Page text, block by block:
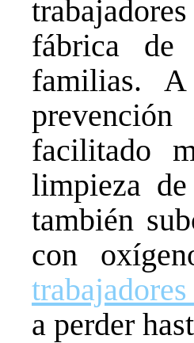
fábrica de
familias.
facilitado
limpieza
también
con
a perder